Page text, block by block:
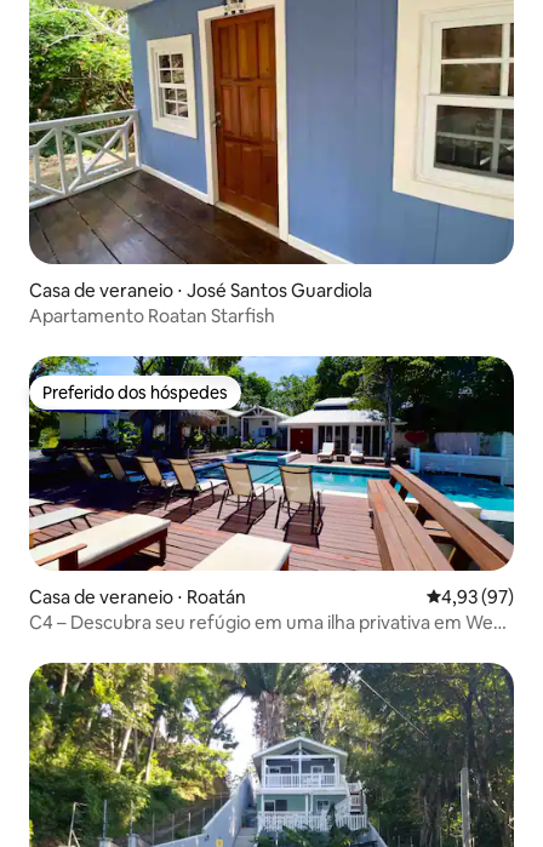
Casa de veraneio ⋅ José Santos Guardiola
Apartamento Roatan Starfish
Preferido dos hóspedes
Preferido dos hóspedes
Casa de veraneio ⋅ Roatán 4,93 de uma
4,93 (97)
C4 – Descubra seu refúgio em uma ilha privativa em West